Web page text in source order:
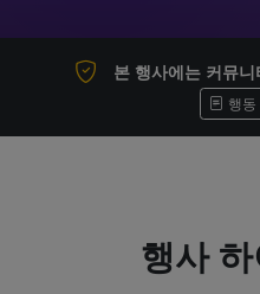
본 행사에는 커뮤
행동
행사